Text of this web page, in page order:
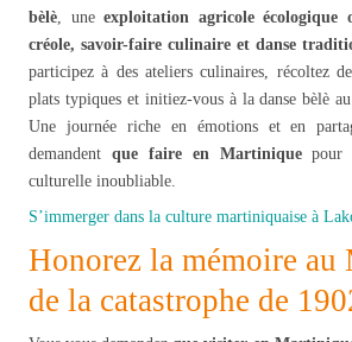
bèlè , uneexploitation agricole
créole, savoir-faire culinaire et danse
participez à des ateliers culinaires, récoltez
plats typiques et initiez-vous à la danse bèlè
Une journée riche en émotions et en
demandent que faire en Martiniquepour
culturelle inoubliable.
S’immerger dans la culture martiniquaise à
Honorez la mémoire au
de la catastrophe de